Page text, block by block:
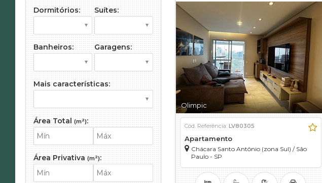
Olimpic
Apartamento
Chácara Santo Antônio (zona Sul) / São
Paulo - SP
Cód. Referência: LV80305
Dormitórios: Suítes:
Banheiros: Garagens:
Mais características:
Área Total (m²):
Área Privativa (m²):